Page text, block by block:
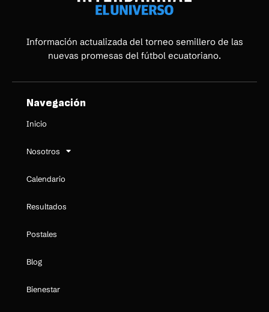
Información actualizada del torneo semillero de las
nuevas promesas del fútbol ecuatoriano.
Navegación
Inicio
Nosotros
Calendario
Resultados
Postales
Blog
Bienestar